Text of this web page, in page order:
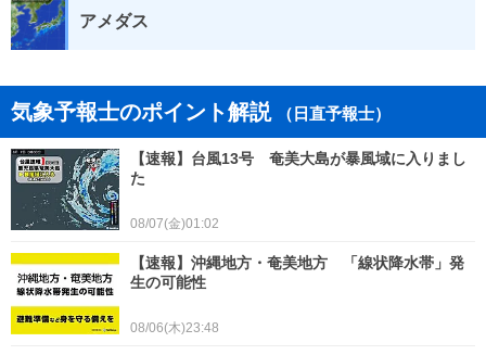
アメダス
気象予報士のポイント解説 （日直予報士）
【速報】台風13号 奄美大島が暴風域に入りまし
た
08/07(金)01:02
【速報】沖縄地方・奄美地方 「線状降水帯」発
生の可能性
08/06(木)23:48